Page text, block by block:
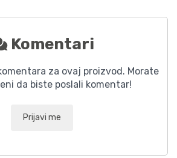
Komentari
za ovaj proizvod. Morate
da biste poslali komentar!
Prijavi me